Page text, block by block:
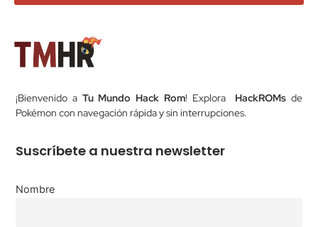
¡Bienvenido a Tu Mundo Hack Rom! Explora HackROMs de
Pokémon con navegación rápida y sin interrupciones.
Suscríbete a nuestra newsletter
Nombre